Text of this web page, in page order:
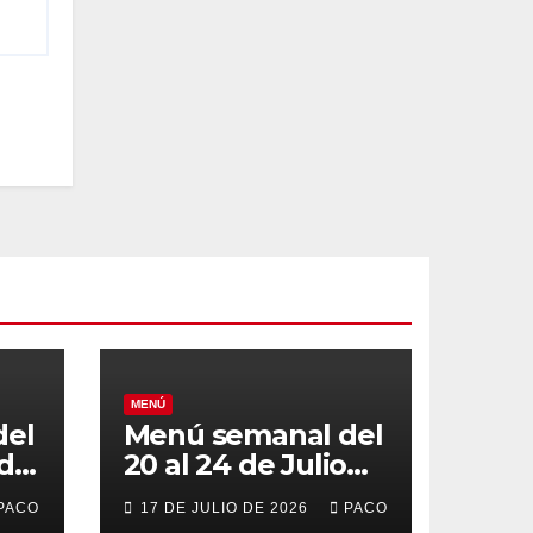
MENÚ
Menú semanal del
20 al 24 de Julio
de 2026
17 DE JULIO DE 2026 PACO